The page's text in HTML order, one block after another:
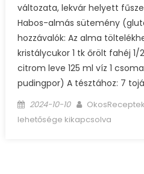
változata, lekvár helyett
Habos-almás sütemény
hozzávalók: Az alma
kristálycukor 1 tk őrölt fahéj
citrom leve 125 ml víz 1
pudingpor) A tésztához: 7
Posted
on
2024-10-10 Author
OkosReceptek
lehetősége kikapcsolva